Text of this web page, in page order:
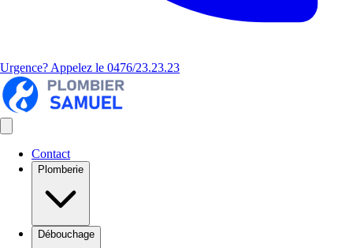
Urgence? Appelez le 0476/23.23.23
Contact
Plomberie
Débouchage